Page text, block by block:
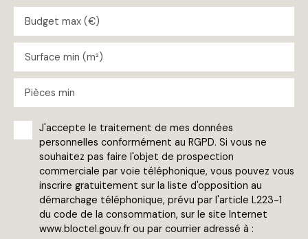
Budget max (€)
Surface min (m²)
Pièces min
J'accepte le traitement de mes données
personnelles conformément au RGPD. Si vous ne
souhaitez pas faire l'objet de prospection
commerciale par voie téléphonique, vous pouvez vous
inscrire gratuitement sur la liste d'opposition au
démarchage téléphonique, prévu par l'article L223-1
du code de la consommation, sur le site Internet
www.bloctel.gouv.fr ou par courrier adressé à :